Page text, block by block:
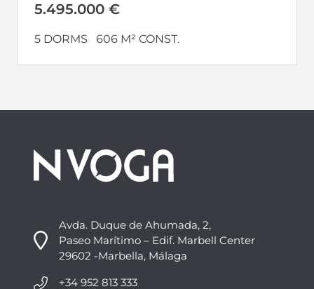
5.495.000 €
5 DORMS 606 M² CONST.
Avda. Duque de Ahumada, 2,
Paseo Marítimo – Edif. Marbell Center
29602 -Marbella, Málaga
+34 952 813 333